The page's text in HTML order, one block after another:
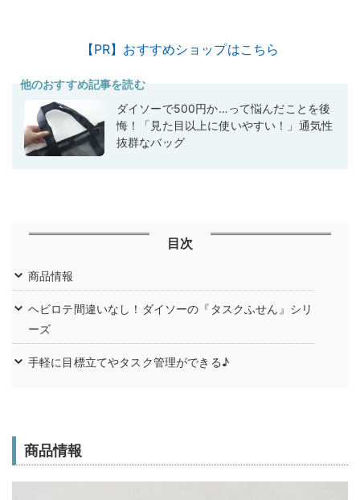
【PR】おすすめショップはこちら
他のおすすめ記事を読む
ダイソーで500円か…って悩んだことを後
悔！「見た目以上に使いやすい！」通気性
抜群なバッグ
目次
商品情報
ヘビロテ間違いなし！ダイソーの『タスクふせん』シリ
ーズ
手軽に目標立てやタスク管理ができる♪
商品情報